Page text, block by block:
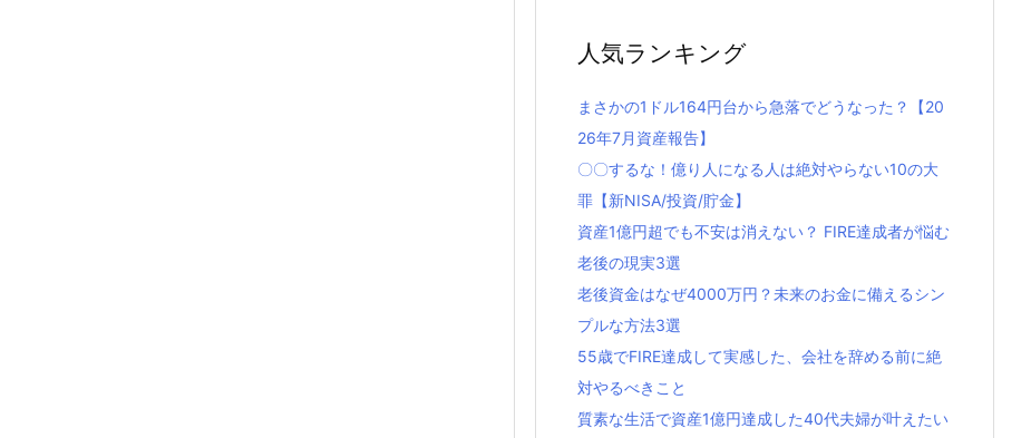
人気ランキング
まさかの1ドル164円台から急落でどうなった？【20
26年7月資産報告】
〇〇するな！億り人になる人は絶対やらない10の大
罪【新NISA/投資/貯金】
資産1億円超でも不安は消えない？ FIRE達成者が悩む
老後の現実3選
老後資金はなぜ4000万円？未来のお金に備えるシン
プルな方法3選
55歳でFIRE達成して実感した、会社を辞める前に絶
対やるべきこと
質素な生活で資産1億円達成した40代夫婦が叶えたい